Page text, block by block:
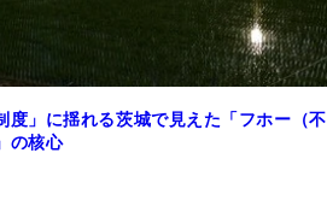
度」に揺れる茨城で見えた「フホー（不
の核心